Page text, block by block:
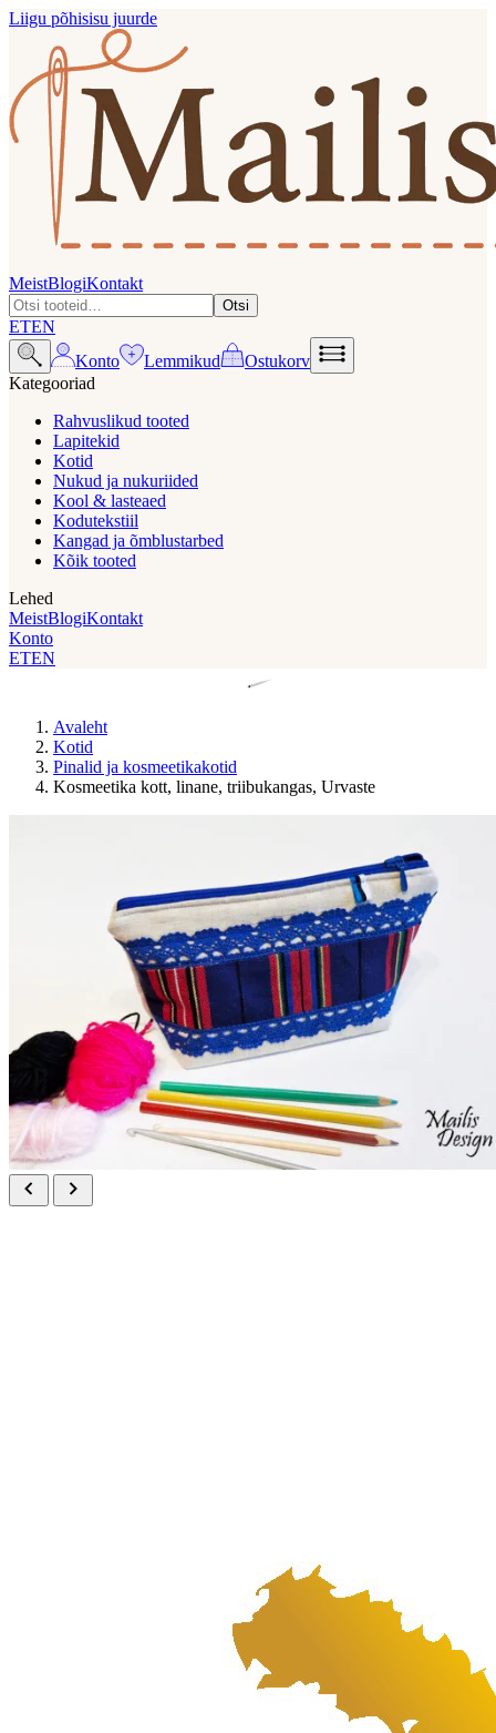
Liigu põhisisu juurde
MeistBlogiKontakt
Otsi
ETEN
Konto
Lemmikud
Ostukorv
Kategooriad
Rahvuslikud tooted
Lapitekid
Kotid
Nukud ja nukuriided
Kool & lasteaed
Kodutekstiil
Kangad ja õmblustarbed
Kõik tooted
Lehed
MeistBlogiKontakt
Konto
ETEN
Avaleht
Kotid
Pinalid ja kosmeetikakotid
Kosmeetika kott, linane, triibukangas, Urvaste